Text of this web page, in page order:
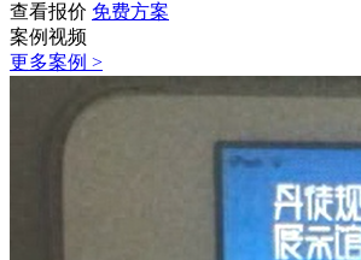
查看报价 免费方案
案例视频
更多案例 >